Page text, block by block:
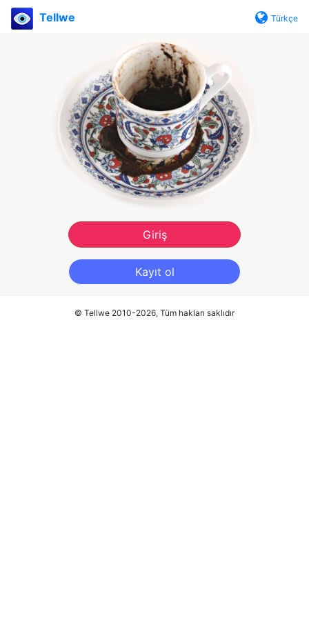
Tellwe Türkçe
Giriş
Kayıt ol
© Tellwe 2010-2026, Tüm hakları saklıdır